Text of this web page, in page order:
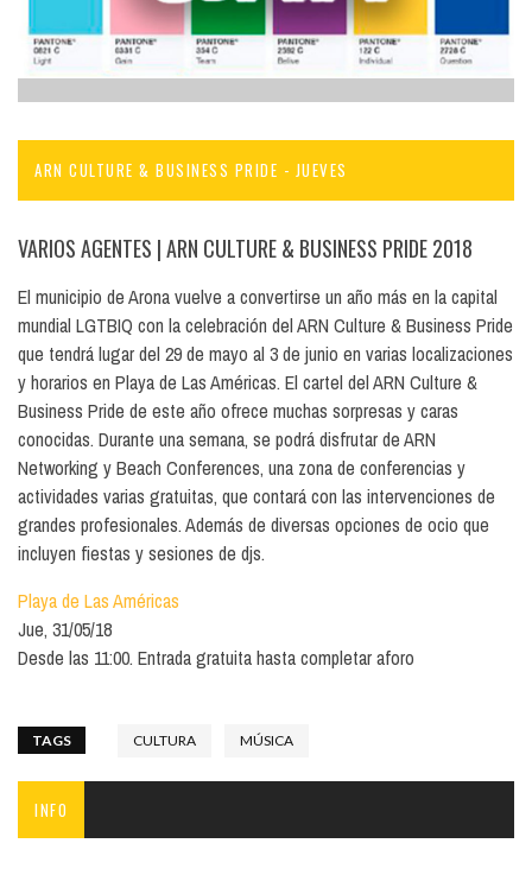
ARN CULTURE & BUSINESS PRIDE - JUEVES
VARIOS AGENTES | ARN CULTURE & BUSINESS PRIDE 2018
El municipio de Arona vuelve a convertirse un año más en la capital
mundial LGTBIQ con la celebración del ARN Culture & Business Pride
que tendrá lugar del 29 de mayo al 3 de junio en varias localizaciones
y horarios en Playa de Las Américas. El cartel del ARN Culture &
Business Pride de este año ofrece muchas sorpresas y caras
conocidas. Durante una semana, se podrá disfrutar de ARN
Networking y Beach Conferences, una zona de conferencias y
actividades varias gratuitas, que contará con las intervenciones de
grandes profesionales. Además de diversas opciones de ocio que
incluyen fiestas y sesiones de djs.
Playa de Las Américas
Jue, 31/05/18
Desde las 11:00. Entrada gratuita hasta completar aforo
TAGS CULTURA MÚSICA
INFO